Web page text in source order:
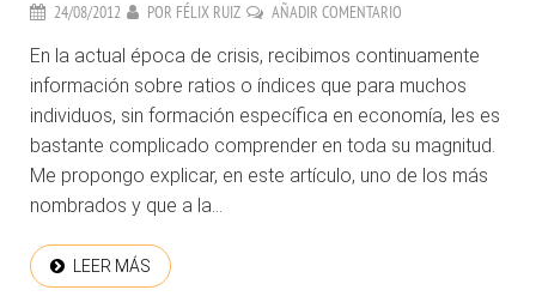
24/08/2012 POR FÉLIX RUIZ AÑADIR COMENTARIO
En la actual época de crisis, recibimos continuamente
información sobre ratios o índices que para muchos
individuos, sin formación específica en economía, les es
bastante complicado comprender en toda su magnitud.
Me propongo explicar, en este artículo, uno de los más
nombrados y que a la...
LEER MÁS